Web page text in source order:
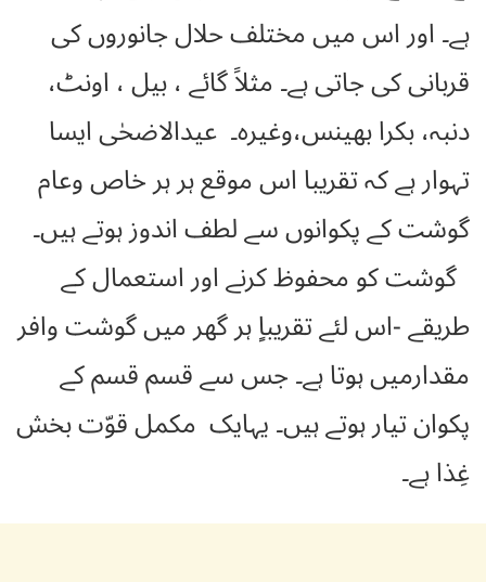
ہے۔ اور اس میں مختلف حلال جانوروں کی
قربانی کی جاتی ہے۔ مثلاً گائے ، بیل ، اونٹ،
دنبہ، بکرا بھینس،وغیرہ۔ عیدالاضحٰی ایسا
تہوار ہے کہ تقریبا اس موقع ہر ہر خاص وعام
گوشت کے پکوانوں سے لطف اندوز ہوتے ہیں۔
گوشت کو محفوظ کرنے اور استعمال کے
طریقے -اس لئے تقریباٍ ہر گھر میں گوشت وافر
مقدارمیں ہوتا ہے۔ جس سے قسم قسم کے
پکوان تیار ہوتے ہیں۔ یہایک مکمل قوّت بخش
غِذا ہے۔